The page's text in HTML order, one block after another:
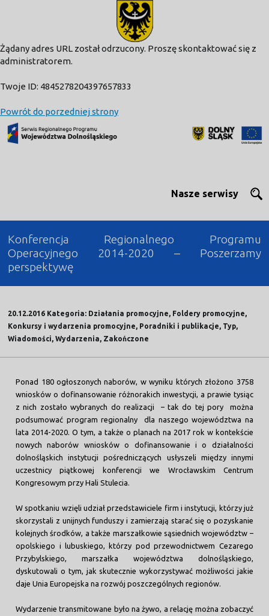
Żądany adres URL został odrzucony. Proszę skontaktować się z
administratorem.
Twoje ID: 4845278204397657833
Powrót do porzedniej strony
Nasze serwisy
Konferencja Regionalnego Programu
Operacyjnego 2014-2020 – Poszerzamy
perspektywę
20.12.2016 Kategoria: Działania promocyjne, Foldery promocyjne,
Konkursy i wydarzenia promocyjne, Poradniki i publikacje, Typ,
Wiadomości, Wydarzenia, Zakończone
Ponad 180 ogłoszonych naborów, w wyniku których złożono 3758
wniosków o dofinansowanie różnorakich inwestycji, a prawie tysiąc
z nich zostało wybranych do realizacji – tak do tej pory można
podsumować program regionalny dla naszego województwa na
lata 2014-2020. O tym, a także o planach na 2017 rok w kontekście
nowych naborów wniosków o dofinansowanie i o działalności
dolnośląskich instytucji pośredniczących usłyszeli między innymi
uczestnicy piątkowej konferencji we Wrocławskim Centrum
Kongresowym przy Hali Stulecia.
W spotkaniu wzięli udział przedstawiciele firm i instytucji, którzy już
skorzystali z unijnych funduszy i zamierzają starać się o pozyskanie
kolejnych środków, a także marszałkowie sąsiednich województw –
opolskiego i lubuskiego, którzy pod przewodnictwem Cezarego
Przybylskiego, marszałka województwa dolnośląskiego,
dyskutowali o tym, jak skutecznie wykorzystywać możliwości jakie
daje Unia Europejska na rozwój poszczególnych regionów.
Wydarzenie transmitowane było na żywo, a relację można zobaczyć